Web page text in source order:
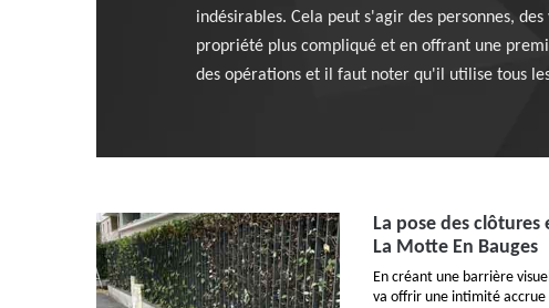
indésirables. Cela peut s'agir des personnes,
propriété plus compliqué et en offrant une
des opérations et il faut noter qu'il utilise tous
La pose des
La Motte En Bauges
En créant une barrière
va offrir une intimité accrue